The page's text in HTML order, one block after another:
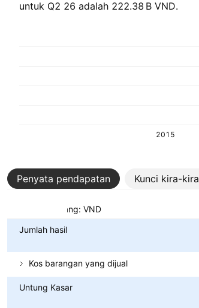
untuk Q2 26 adalah ‪222.38 B‬ VND.
2015
Penyata pendapatan Kunci kira-kira
Mata wang: VND
Jumlah hasil
Kos barangan yang dijual
Untung Kasar